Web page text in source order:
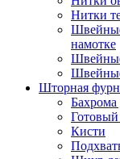
Нитки
намотке
Шторная
Кисти